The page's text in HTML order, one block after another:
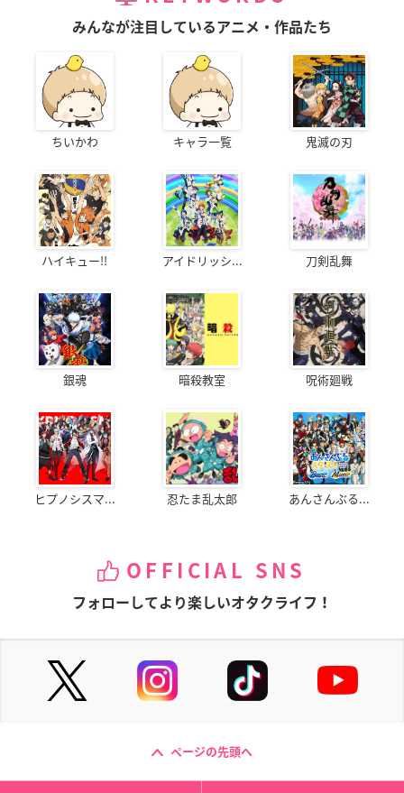
みんなが注目しているアニメ・作品たち
ちいかわ キャラ一覧 鬼滅の刃
ハイキュー!! アイドリッシ... 刀剣乱舞
銀魂 暗殺教室 呪術廻戦
ヒプノシスマ... 忍たま乱太郎 あんさんぶる...
OFFICIAL SNS
フォローしてより楽しいオタクライフ！
ページの先頭へ